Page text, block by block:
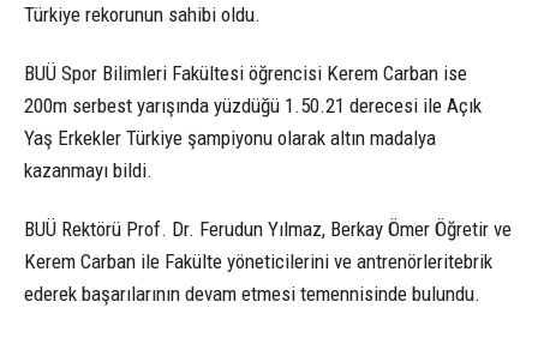
Türkiye rekorunun sahibi oldu.
BUÜ Spor Bilimleri Fakültesi öğrencisi Kerem Carban ise
200m serbest yarışında yüzdüğü 1.50.21 derecesi ile Açık
Yaş Erkekler Türkiye şampiyonu olarak altın madalya
kazanmayı bildi.
BUÜ Rektörü Prof. Dr. Ferudun Yılmaz, Berkay Ömer Öğretir ve
Kerem Carban ile Fakülte yöneticilerini ve antrenörleritebrik
ederek başarılarının devam etmesi temennisinde bulundu.